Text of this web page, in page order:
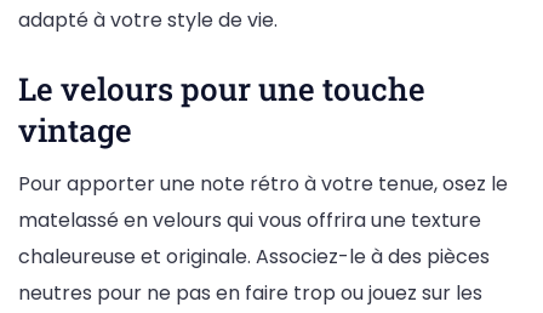
adapté à votre style de vie.
Le velours pour une touche
vintage
Pour apporter une note rétro à votre tenue, osez le
matelassé en velours qui vous offrira une texture
chaleureuse et originale. Associez-le à des pièces
neutres pour ne pas en faire trop ou jouez sur les